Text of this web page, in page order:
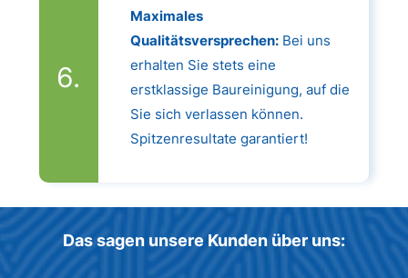
Maximales
Qualitätsversprechen:Bei uns
erhalten Sie stets eine
erstklassige Baureinigung, auf die
Sie sich verlassen können.
Spitzenresultate garantiert!
Das sagen unsere Kunden über uns: